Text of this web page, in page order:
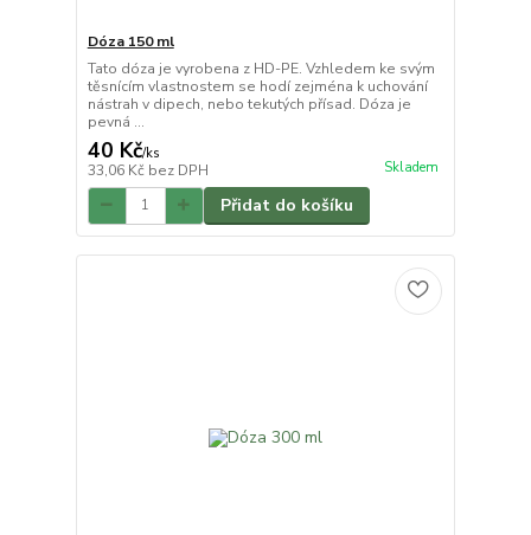
Dóza 150 ml
Tato dóza je vyrobena z HD-PE. Vzhledem ke svým
těsnícím vlastnostem se hodí zejména k uchování
nástrah v dipech, nebo tekutých přísad. Dóza je
pevná ...
40 Kč/ks
33,06 Kč bez DPH Skladem
Přidat do košíku